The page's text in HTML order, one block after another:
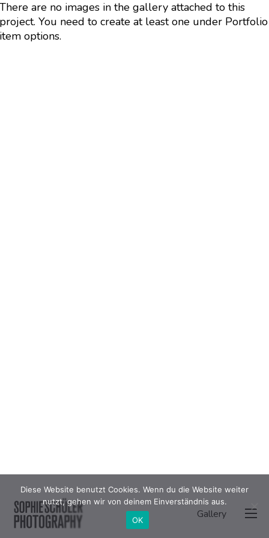
There are no images in the gallery attached to this
project. You need to create at least one under Portfolio
item options.
Gallery
Diese Website benutzt Cookies. Wenn du die Website weiter
nutzt, gehen wir von deinem Einverständnis aus.
OK